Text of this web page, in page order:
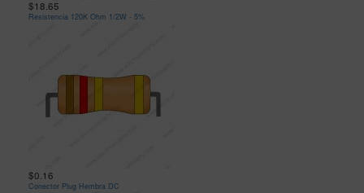
$18.65
Resistencia 120K Ohm 1/2W - 5%
$0.16
Conector Plug Hembra DC